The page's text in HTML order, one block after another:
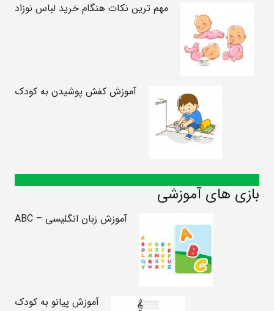
مهم ترین نکات هنگام خرید لباس نوزاد
آموزش کفش پوشیدن به کودک
بازی های آموزشی
آموزش زبان انگلیسی – ABC
آموزش پیانو به کودک